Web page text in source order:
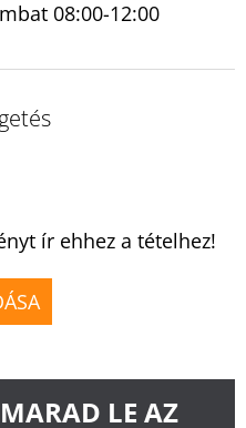
08:00-12:00
ír ehhez a tételhez!
LE AZ